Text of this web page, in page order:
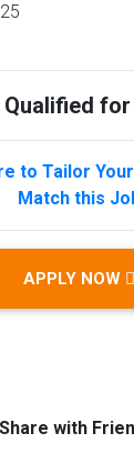
to Tailor
Match this
APPLY NOW
Share with